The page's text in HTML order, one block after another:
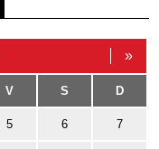
»
V S D
5 6 7